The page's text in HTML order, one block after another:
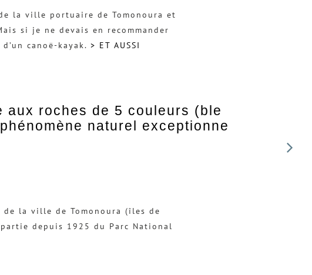
la ville portuaire de Tomonoura et
si je ne devais en recommander
canoë-kayak. > ET AUSSI
aux roches de 5 couleurs (ble
naturel exceptionne
la ville de Tomonoura (îles de
depuis 1925 du Parc National